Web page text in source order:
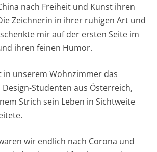
nach Freiheit und Kunst ihren
Zeichnerin in ihrer ruhigen Art und
mir auf der ersten Seite im
ihren feinen Humor.
in unserem Wohnzimmer das
Studenten aus Österreich,
Strich sein Leben in Sichtweite
wir endlich nach Corona und